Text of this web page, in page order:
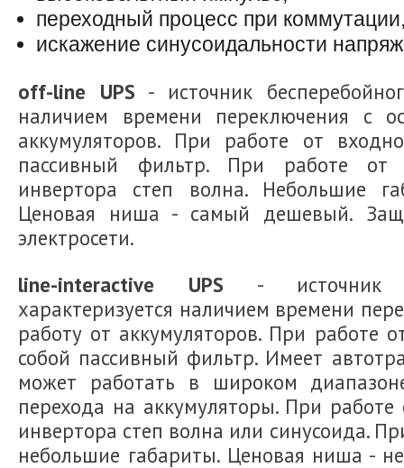
переходный процесс при
искажение синусоидальности
off-line UPS - источник
наличием времени переключения с
аккумуляторов. При работе от
пассивный фильтр. При работе от
инвертора степ волна. Небольшие
Ценовая ниша - самый дешевый.
электросети.
line-interactive UPS - источник
характеризуется наличием времени
работу от аккумуляторов. При работе
собой пассивный фильтр. Имеет
может работать в широком
перехода на аккумуляторы. При
инвертора степ волна или синусоида.
небольшие габариты. Ценовая ниша -